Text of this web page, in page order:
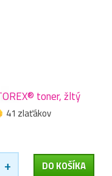
toner, žltý
41 zlaťákov
+ DO KOŠÍKA